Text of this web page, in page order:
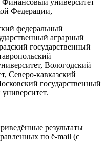
Финансовый университет
Федерации,
федеральный
аграрный
государственный
Вологодский
Северо-кавказский
государственный
результаты
по ё-mail (с